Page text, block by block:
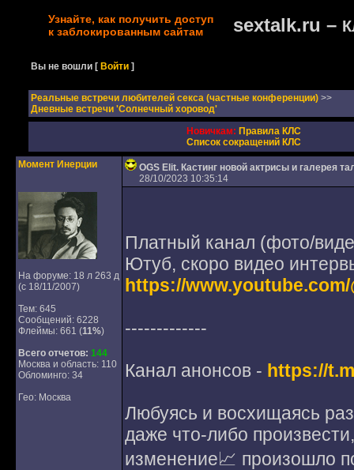
Узнайте, как получить доступ
к заблокированным сайтам
sextalk.ru –
Вы не вошли [Войти ]
Реальные встречи любителей секса (частные конференции) >>
Дневные встречи 'Солнечный хоровод'
Новичкам: Правила КЛС
Список сокращений КЛС
Момент Инерции
На форуме: 18 л 263 д
(с 18/11/2007)
Тем: 645
Сообщений: 6228
Флеймы: 661 (11%)
Всего отчетов: 144
Москва и область: 110
Обломинго: 34
Гео: Москва
OGS Elit. Кастинг новой актрисы и галерея
28/10/2023 10:35:14
Платный канал (фото/
Ютуб, скоро видео
https://www.youtube.com/
-------------
Канал анонсов - https://
Любуясь и восхищаясь
даже что-либо
изменение📈 произошло